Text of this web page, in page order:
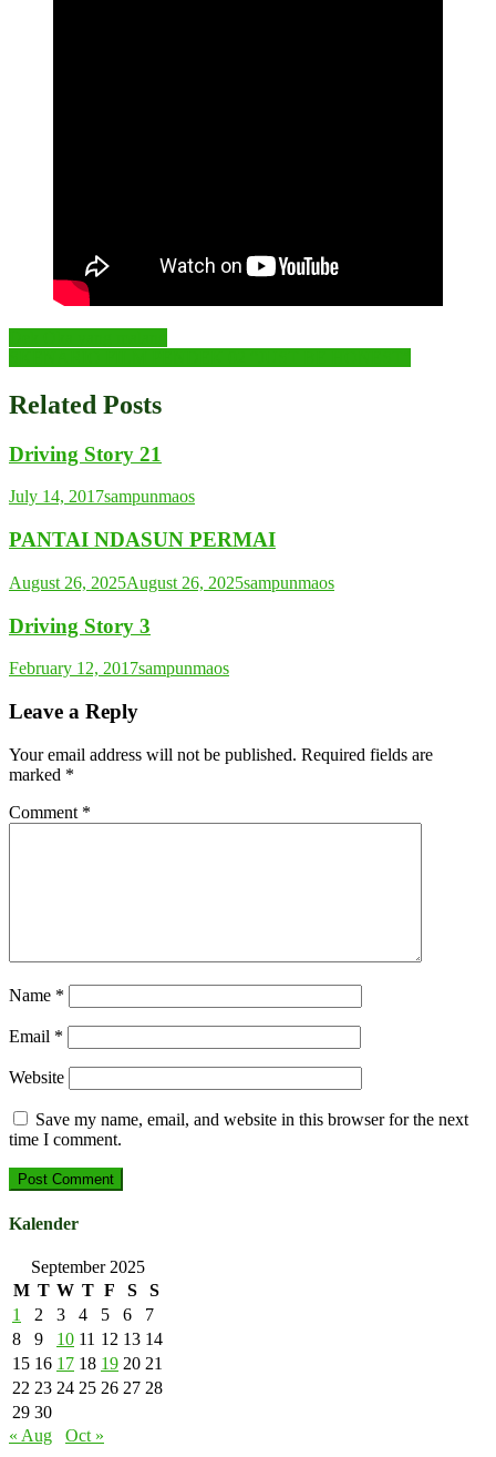
Post
navigation
Related Posts
Driving Story 21
July 14, 2017sampunmaos
PANTAI NDASUN PERMAI
August 26, 2025August 26, 2025sampunmaos
⁠⁠⁠Driving Story 3
February 12, 2017sampunmaos
Leave a Reply
Your email address will not be published. Required fields are
marked *
Comment *
Name *
Email *
Website
Save my name, email, and website in this browser for the next
time I comment.
Kalender
September 2025
M T W T F S
S
1
2 3 4 5 6
7
8
9 10 11 12 13 14
15 16 17 18 19 20 21
22 23 24 25 26 27 28
29 30
« Aug
Oct »